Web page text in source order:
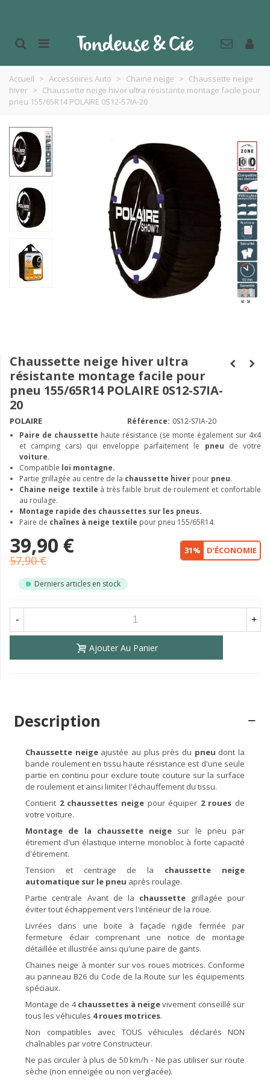
Accueil > Accessoires Auto > Chaine neige > Chaussette neige
hiver > Chaussette neige hiver ultra résistante montage facile pour
pneu 155/65R14 POLAIRE 0S12-S7IA-20
Chaussette neige hiver ultra
résistante montage facile pour
pneu 155/65R14 POLAIRE 0S12-S7IA-
20
POLAIRE Référence: 0S12-S7IA-20
Paire de chaussette haute résistance (se monte également sur 4x4
et camping cars) qui enveloppe parfaitement le pneu de votre
voiture.
Compatible loi montagne.
Partie grillagée au centre de la chaussette hiver pour pneu.
Chaine neige textile à très faible bruit de roulement et confortable
au roulage.
Montage rapide des chaussettes sur les pneus.
Paire de chaînes à neige textile pour pneu 155/65R14.
39,90 €
57,90 €
31% D'ÉCONOMIE
Derniers articles en stock
- +
Ajouter Au Panier
Description
Chaussette neige ajustée au plus près du pneu dont la
bande roulement en tissu haute résistance est d'une seule
partie en continu pour exclure toute couture sur la surface
de roulement et ainsi limiter l'échauffement du tissu.
Contient 2 chaussettes neigepour équiper 2 roues de
votre voiture.
Montage de la chaussette neige sur le pneu par
étirement d'un élastique interne monobloc à forte capacité
d'étirement.
Tension et centrage de la chaussette neige
automatique sur le pneu après roulage.
Partie centrale Avant de la chaussette grillagée pour
éviter tout échappement vers l'intérieur de la roue.
Livrées dans une boite à façade rigide fermée par
fermeture éclair comprenant une notice de montage
détaillée et illustrée ainsi qu'une paire de gants.
Chaines neige à monter sur vos roues motrices. Conforme
au panneau B26 du Code de la Route sur les équipements
spéciaux.
Montage de 4chaussettes à neigevivement conseillé sur
tous les véhicules 4 roues motrices.
Non compatibles avec TOUS véhicules déclarés NON
chaînables par votre Constructeur.
Ne pas circuler à plus de 50 km/h - Ne pas utiliser sur route
sèche (non enneigée ou non verglacée).